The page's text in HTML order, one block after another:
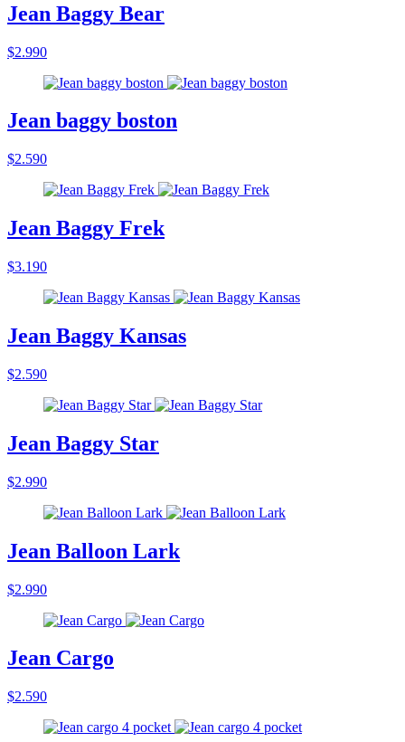
Jean Baggy Bear
$2.990
Jean baggy boston
$2.590
Jean Baggy Frek
$3.190
Jean Baggy Kansas
$2.590
Jean Baggy Star
$2.990
Jean Balloon Lark
$2.990
Jean Cargo
$2.590